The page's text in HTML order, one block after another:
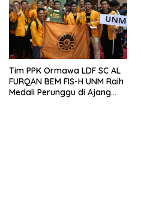
Tim PPK Ormawa LDF SC AL
FURQAN BEM FIS-H UNM Raih
Medali Perunggu di Ajang